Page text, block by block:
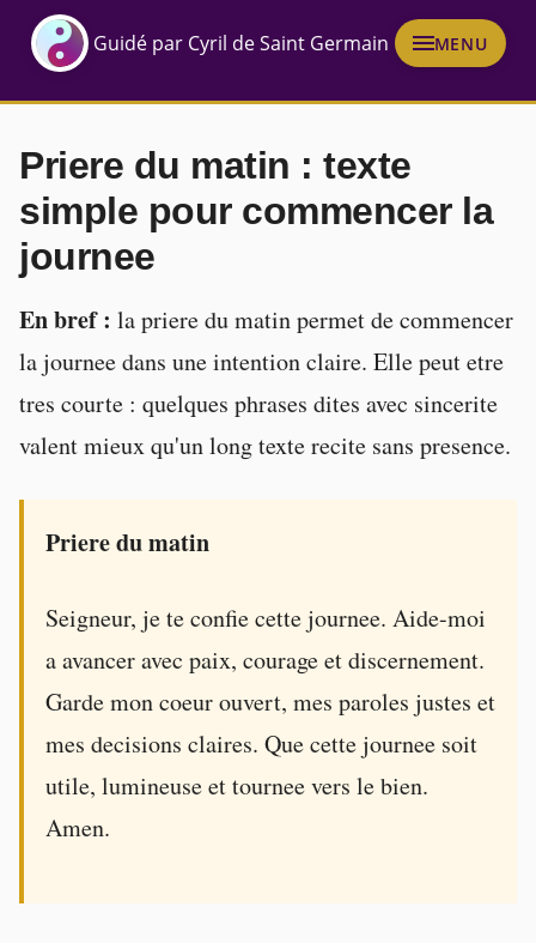
Guidé par Cyril de Saint Germain MENU
Priere du matin : texte
simple pour commencer la
journee
En bref : la priere du matin permet de commencer
la journee dans une intention claire. Elle peut etre
tres courte : quelques phrases dites avec sincerite
valent mieux qu'un long texte recite sans presence.
Priere du matin
Seigneur, je te confie cette journee. Aide-moi
a avancer avec paix, courage et discernement.
Garde mon coeur ouvert, mes paroles justes et
mes decisions claires. Que cette journee soit
utile, lumineuse et tournee vers le bien.
Amen.